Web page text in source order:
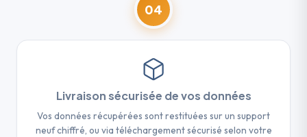
04
Livraison sécurisée de vos données
Vos données récupérées sont restituées sur un support
neuf chiffré, ou via téléchargement sécurisé selon votre